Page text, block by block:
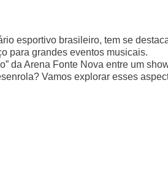
esportivo brasileiro, tem se
para grandes eventos musicais.
da Arena Fonte Nova entre um
Vamos explorar esses